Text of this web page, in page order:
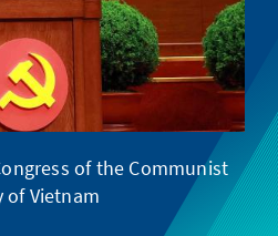
of the Communist
of Vietnam